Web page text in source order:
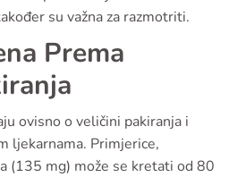
su važna za razmotriti.
Prema
ovisno o veličini pakiranja i
ljekarnama. Primjerice,
(135 mg) može se kretati od 80